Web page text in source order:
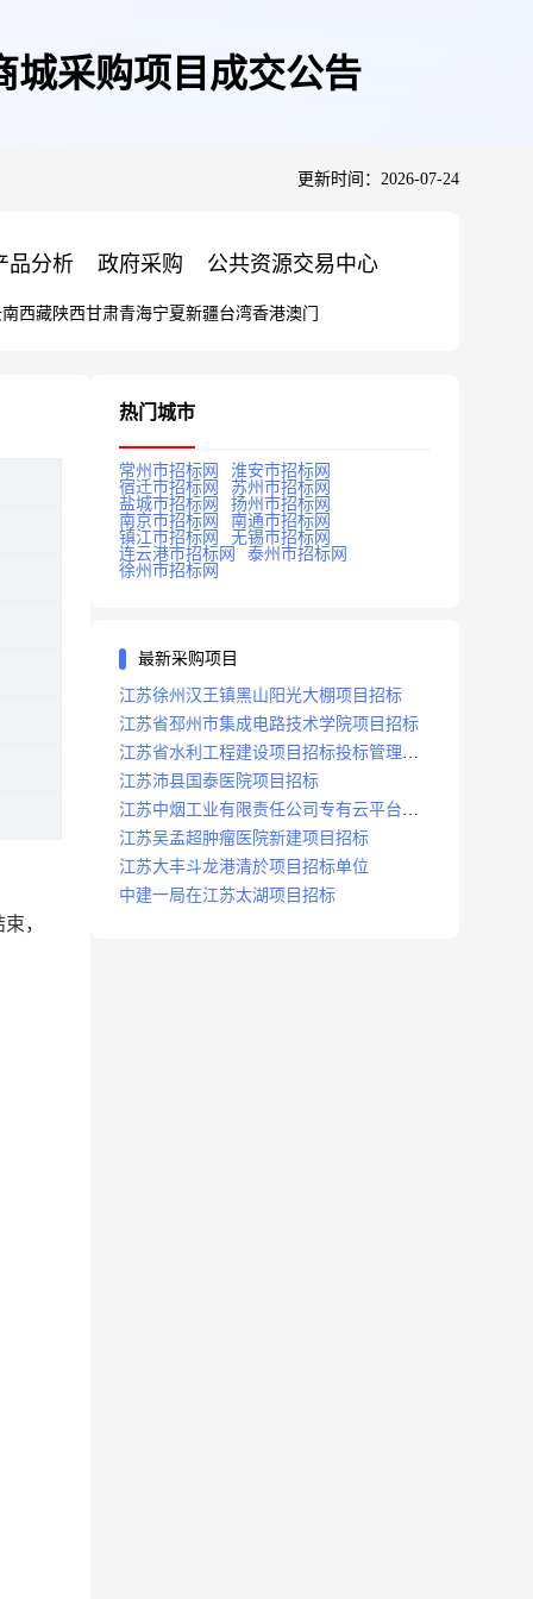
城采购项目成交公告
更新时间：2026-07-24
品分析 政府采购 公共资源交易中心
西藏陕西甘肃青海宁夏新疆台湾香港澳门
，
热门城市
常州市招标网
淮安市招标网
宿迁市招标网
苏州市招标网
盐城市招标网
扬州市招标网
南京市招标网
南通市招标网
镇江市招标网
无锡市招标网
连云港市招标网
泰州市招标网
徐州市招标网
最新采购项目
江苏徐州汉王镇黑山阳光大棚项目招标
江苏省邳州市集成电路技术学院项目招标
江苏省水利工程建设项目招标投标管理办
法
江苏沛县国泰医院项目招标
江苏中烟工业有限责任公司专有云平台扩
容项目招标
江苏吴孟超肿瘤医院新建项目招标
江苏大丰斗龙港清於项目招标单位
中建一局在江苏太湖项目招标